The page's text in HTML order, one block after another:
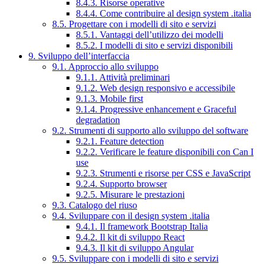
8.4.3. Risorse operative
8.4.4. Come contribuire al design system .italia
8.5. Progettare con i modelli di sito e servizi
8.5.1. Vantaggi dell’utilizzo dei modelli
8.5.2. I modelli di sito e servizi disponibili
9. Sviluppo dell’interfaccia
9.1. Approccio allo sviluppo
9.1.1. Attività preliminari
9.1.2. Web design responsivo e accessibile
9.1.3. Mobile first
9.1.4. Progressive enhancement e Graceful
degradation
9.2. Strumenti di supporto allo sviluppo del software
9.2.1. Feature detection
9.2.2. Verificare le feature disponibili con Can I
use
9.2.3. Strumenti e risorse per CSS e JavaScript
9.2.4. Supporto browser
9.2.5. Misurare le prestazioni
9.3. Catalogo del riuso
9.4. Sviluppare con il design system .italia
9.4.1. Il framework Bootstrap Italia
9.4.2. Il kit di sviluppo React
9.4.3. Il kit di sviluppo Angular
9.5. Sviluppare con i modelli di sito e servizi